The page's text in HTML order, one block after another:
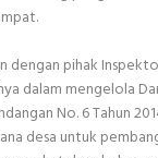
dengan pihak
dalam mengelola
No. 6 Tahun
desa untuk